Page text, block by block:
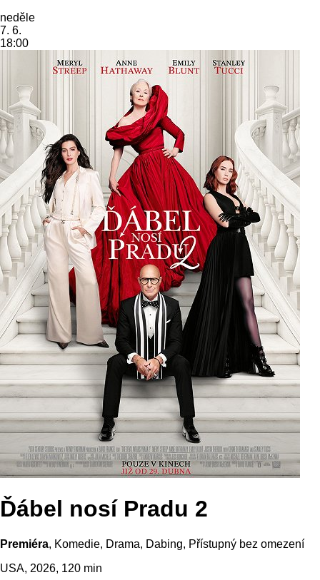
neděle
7. 6.
18:00
Ďábel nosí Pradu 2
Premiéra, Komedie, Drama, Dabing, Přístupný bez omezení
USA, 2026, 120 min